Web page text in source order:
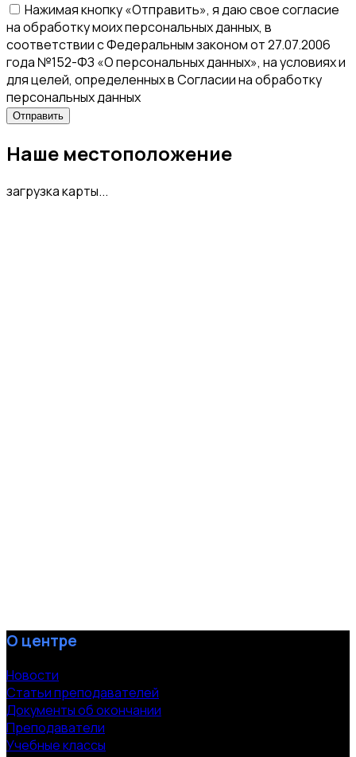
Нажимая кнопку «Отправить», я даю свое согласие
на обработку моих персональных данных, в
соответствии с Федеральным законом от 27.07.2006
года №152-ФЗ «О персональных данных», на условиях и
для целей, определенных в Согласии на обработку
персональных данных
Наше местоположение
загрузка карты...
О центре
Новости
Статьи преподавателей
Документы об окончании
Преподаватели
Учебные классы